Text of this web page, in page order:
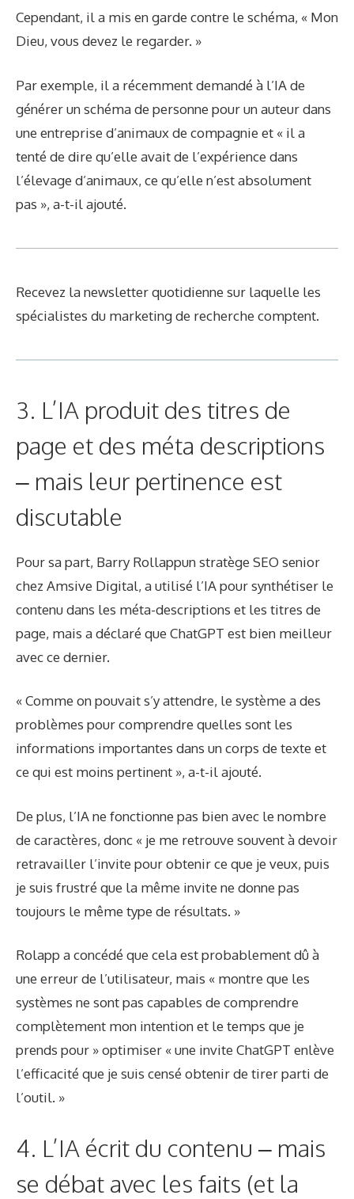
Cependant, il a mis en garde contre le schéma, « Mon
Dieu, vous devez le regarder. »
Par exemple, il a récemment demandé à l’IA de
générer un schéma de personne pour un auteur dans
une entreprise d’animaux de compagnie et « il a
tenté de dire qu’elle avait de l’expérience dans
l’élevage d’animaux, ce qu’elle n’est absolument
pas », a-t-il ajouté.
Recevez la newsletter quotidienne sur laquelle les
spécialistes du marketing de recherche comptent.
3. L’IA produit des titres de
page et des méta descriptions
– mais leur pertinence est
discutable
Pour sa part, Barry Rollappun stratège SEO senior
chez Amsive Digital, a utilisé l’IA pour synthétiser le
contenu dans les méta-descriptions et les titres de
page, mais a déclaré que ChatGPT est bien meilleur
avec ce dernier.
« Comme on pouvait s’y attendre, le système a des
problèmes pour comprendre quelles sont les
informations importantes dans un corps de texte et
ce qui est moins pertinent », a-t-il ajouté.
De plus, l’IA ne fonctionne pas bien avec le nombre
de caractères, donc « je me retrouve souvent à devoir
retravailler l’invite pour obtenir ce que je veux, puis
je suis frustré que la même invite ne donne pas
toujours le même type de résultats. »
Rolapp a concédé que cela est probablement dû à
une erreur de l’utilisateur, mais « montre que les
systèmes ne sont pas capables de comprendre
complètement mon intention et le temps que je
prends pour » optimiser « une invite ChatGPT enlève
l’efficacité que je suis censé obtenir de tirer parti de
l’outil. »
4. L’IA écrit du contenu – mais
se débat avec les faits (et la